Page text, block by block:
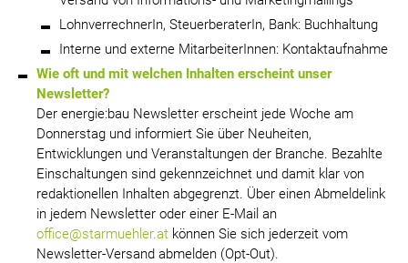
LohnverrechnerIn, SteuerberaterIn, Bank: Buchhaltung
Interne und externe MitarbeiterInnen: Kontaktaufnahme
Wie oft und mit welchen Inhalten erscheint unser
Newsletter?
Der energie:bau Newsletter erscheint jede Woche am
Donnerstag und informiert Sie über Neuheiten,
Entwicklungen und Veranstaltungen der Branche. Bezahlte
Einschaltungen sind gekennzeichnet und damit klar von
redaktionellen Inhalten abgegrenzt. Über einen Abmeldelink
in jedem Newsletter oder einer E-Mail an
office@starmuehler.at können Sie sich jederzeit vom
Newsletter-Versand abmelden (Opt-Out).